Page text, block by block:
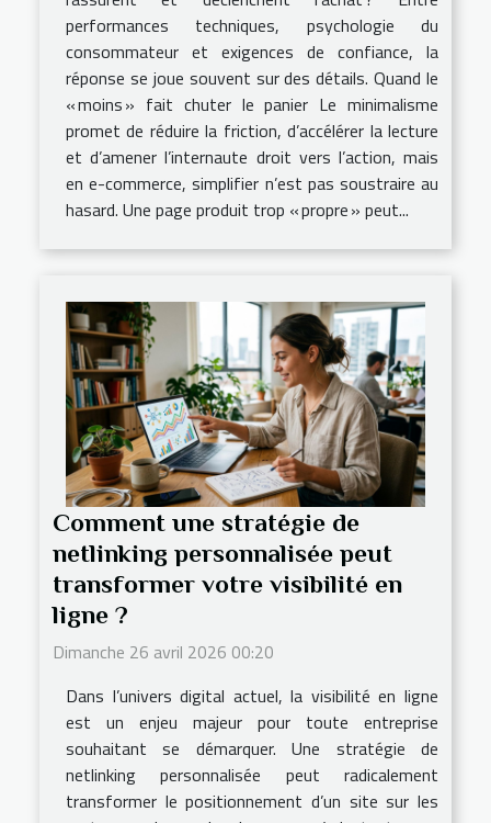
performances techniques, psychologie du
consommateur et exigences de confiance, la
réponse se joue souvent sur des détails. Quand le
« moins » fait chuter le panier Le minimalisme
promet de réduire la friction, d’accélérer la lecture
et d’amener l’internaute droit vers l’action, mais
en e-commerce, simplifier n’est pas soustraire au
hasard. Une page produit trop « propre » peut...
Comment une stratégie de
netlinking personnalisée peut
transformer votre visibilité en
ligne ?
Dimanche 26 avril 2026 00:20
Dans l’univers digital actuel, la visibilité en ligne
est un enjeu majeur pour toute entreprise
souhaitant se démarquer. Une stratégie de
netlinking personnalisée peut radicalement
transformer le positionnement d’un site sur les